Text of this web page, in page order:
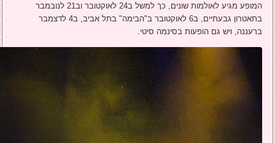
המופע מגיע לאולמות שונים, כך למשל ב24 לאוקטובר וב21 לנובמבר
בתאטרון גבעתיים, ב6 לאוקטובר ב"הבימה" בתל אביב, ב4 לדצמבר
ברעננה, ויש גם הופעות בסינמה סיטי.